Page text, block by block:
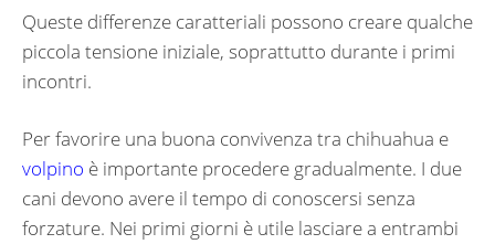
Queste differenze caratteriali possono creare qualche
piccola tensione iniziale, soprattutto durante i primi
incontri.
Per favorire una buona convivenza tra chihuahua e
volpino è importante procedere gradualmente. I due
cani devono avere il tempo di conoscersi senza
forzature. Nei primi giorni è utile lasciare a entrambi